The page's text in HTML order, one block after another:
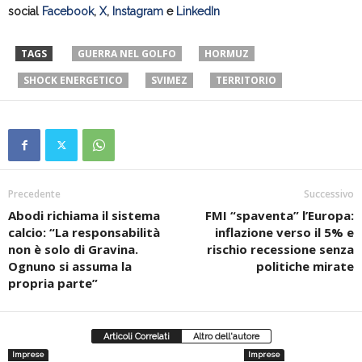
social Facebook, X, Instagram e LinkedIn
TAGS GUERRA NEL GOLFO
HORMUZ
SHOCK ENERGETICO
SVIMEZ TERRITORIO
Precedente
Abodi richiama il sistema
calcio: “La responsabilità
non è solo di Gravina.
Ognuno si assuma la
propria parte”
Successivo
FMI “spaventa” l’Europa:
inflazione verso il 5% e
rischio recessione senza
politiche mirate
Articoli Correlati Altro dell'autore
Imprese Imprese